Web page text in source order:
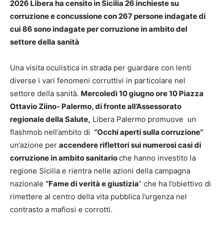
2026 Libera ha censito in Sicilia 26 inchieste su
corruzione e concussione con 267 persone indagate di
cui 86 sono indagate per corruzione in ambito del
settore della sanità
Una visita oculistica in strada per guardare con lenti
diverse i vari fenomeni corruttivi in particolare nel
settore della sanità. Mercoledì 10 giugno ore 10 Piazza
Ottavio Ziino- Palermo, di fronte all’Assessorato
regionale della Salute, Libera Palermo promuove un
flashmob nell’ambito di “Occhi aperti sulla corruzione”
un’azione per accendere riflettori sui numerosi casi di
corruzione in ambito sanitarioche hanno investito la
regione Sicilia e rientra nelle azioni della campagna
nazionale “Fame di verità e giustizia” che ha l’obiettivo di
rimettere al centro della vita pubblica l’urgenza nel
contrasto a mafiosi e corrotti.